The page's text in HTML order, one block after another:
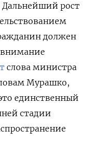
Дальнейший рост
должен
внимание
слова министра
Мурашко,
единственный
стадии